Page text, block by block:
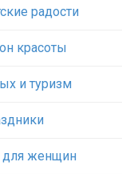
радости
красоты
и туризм
для женщин